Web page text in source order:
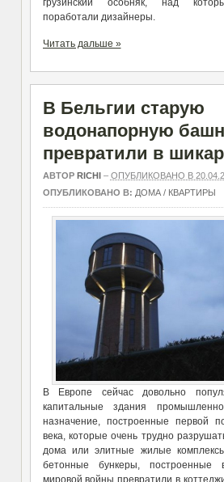
грузинский особняк, над
поработали дизайнеры.
Читать дальше »
В Бельгии старую
водонапорную
превратили в
АВТОР RICHI – ОПУБЛИКОВАНО В
ОПУБЛИКОВАНО В: ДОМА / КВАРТИРЫ
В Европе сейчас довольно
капитальные здания
назначение, построенные первой
века, которые очень трудно
дома или элитные жилые
бетонные бункеры, построенные